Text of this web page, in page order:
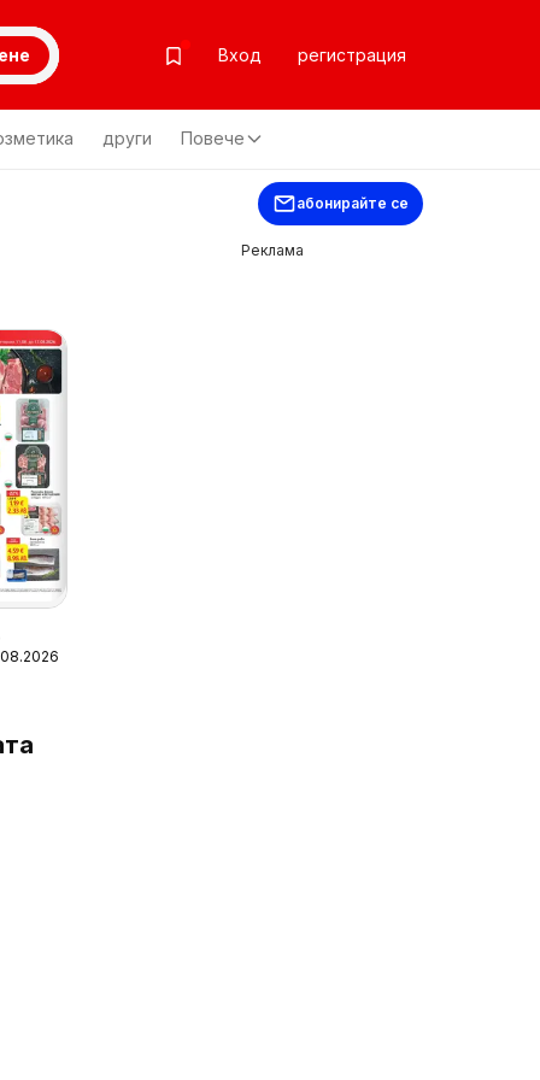
Вход регистрация
други Повече
абонирайте се
Реклама